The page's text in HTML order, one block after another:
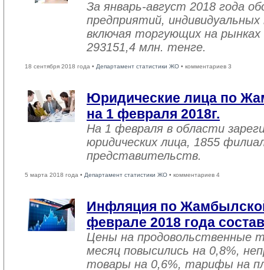
За январь-август 2018 года
предприятий,
включая торгующих на рынках
293151,4 млн. тенге.
18 сентября 2018 года • Департамент статистики ЖО • комментариев 3
Юридические лица по
на 1 февраля 2018г.
На 1 февраля в области
юридических лица, 1855
представительств.
5 марта 2018 года • Департамент статистики ЖО • комментариев 4
Инфляция по
феврале 2018 года
Цены на продовольственные
месяц повысились на 0,8%,
товары на 0,6%, тарифы на